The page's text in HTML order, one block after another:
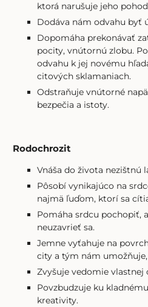
ktorá narušuje jeho
Dodáva nám odvahu byť
Dopomáha prekonávať
pocity, vnútornú zlobu.
odvahu k jej novému
citových sklamaniach.
Odstraňuje vnútorné
bezpečia a istoty.
Rodochrozit
Vnáša do života nezištnú
Pôsobí vynikajúco na
najmä ľuďom, ktorí sa
Pomáha srdcu pochopiť,
neuzavrieť sa.
Jemne vyťahuje na
city a tým nám
Zvyšuje vedomie vlastnej
Povzbudzuje ku
kreativity.